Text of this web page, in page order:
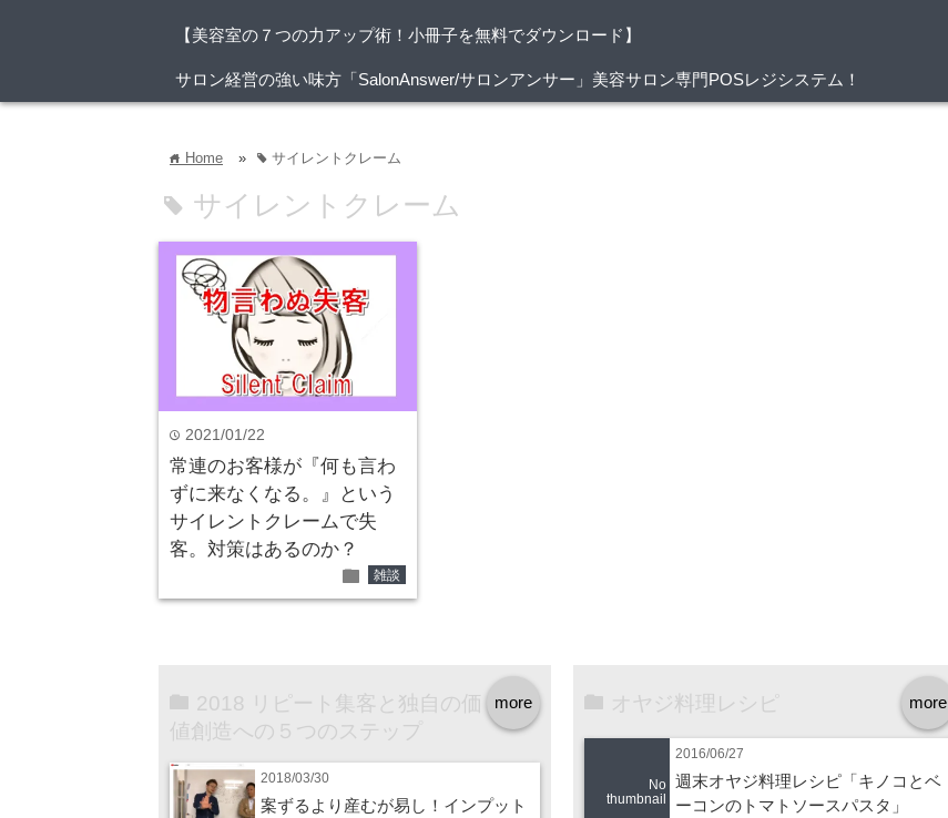
【美容室の７つの力アップ術！小冊子を無料でダウンロード】
サロン経営の強い味方「SalonAnswer/サロンアンサー」美容サロン専門POSレジシステム！
home Home » tag サイレントクレーム
tag サイレントクレーム
time 2021/01/22
常連のお客様が『何も言わ
ずに来なくなる。』という
サイレントクレームで失
客。対策はあるのか？
folder 雑談
more
2018 リピート集客と独自の価
値創造への５つのステップ
2018/03/30
案ずるより産むが易し！インプット
more
オヤジ料理レシピ
No
thumbnail
2016/06/27
週末オヤジ料理レシピ「キノコとベ
ーコンのトマトソースパスタ」